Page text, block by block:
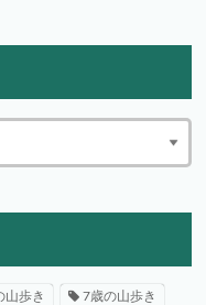
山歩き 7歳の山歩き